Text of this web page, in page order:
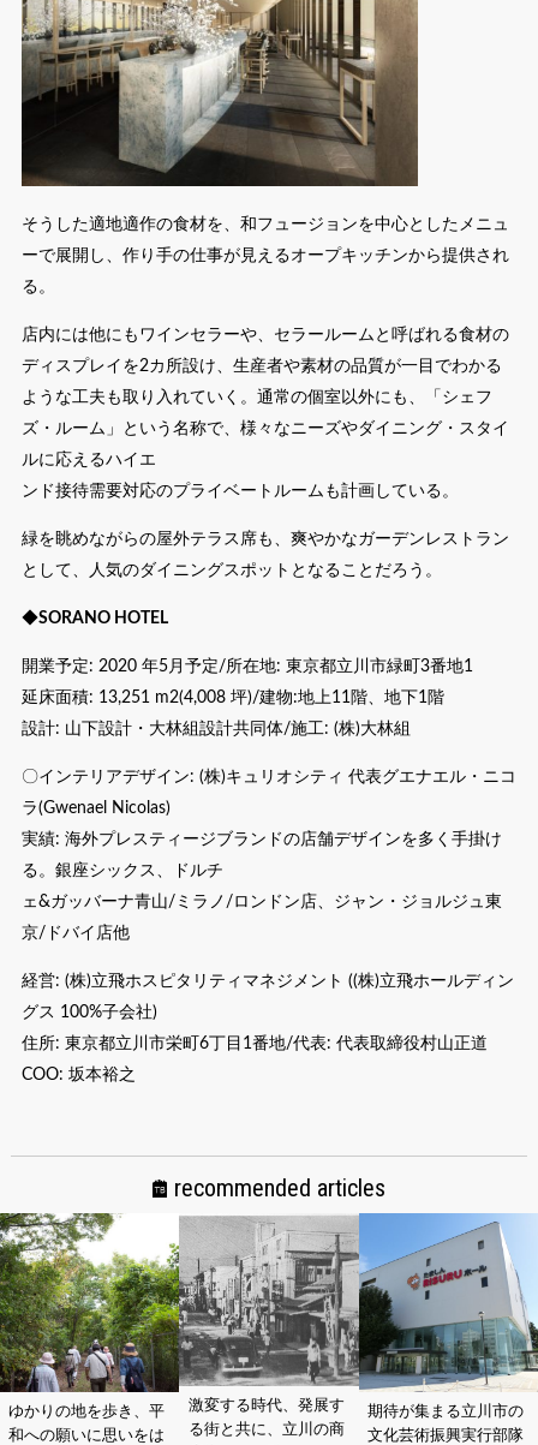
そうした適地適作の食材を、和フュージョンを中心としたメニュ
ーで展開し、作り手の仕事が見えるオープキッチンから提供され
る。
店内には他にもワインセラーや、セラールームと呼ばれる食材の
ディスプレイを2カ所設け、生産者や素材の品質が一目でわかる
ような工夫も取り入れていく。通常の個室以外にも、「シェフ
ズ・ルーム」という名称で、様々なニーズやダイニング・スタイ
ルに応えるハイエ
ンド接待需要対応のプライベートルームも計画している。
緑を眺めながらの屋外テラス席も、爽やかなガーデンレストラン
として、人気のダイニングスポットとなることだろう。
◆SORANO HOTEL
開業予定: 2020 年5月予定/所在地: 東京都立川市緑町3番地1
延床面積: 13,251 m2(4,008 坪)/建物:地上11階、地下1階
設計: 山下設計・大林組設計共同体/施工: (株)大林組
〇インテリアデザイン: (株)キュリオシティ 代表グエナエル・ニコ
ラ(Gwenael Nicolas)
実績: 海外プレスティージブランドの店舗デザインを多く手掛け
る。銀座シックス、ドルチ
ェ&ガッバーナ青山/ミラノ/ロンドン店、ジャン・ジョルジュ東
京/ドバイ店他
経営: (株)立飛ホスピタリティマネジメント ((株)立飛ホールディン
グス 100%子会社)
住所: 東京都立川市栄町6丁目1番地/代表: 代表取締役村山正道
COO: 坂本裕之
recommended articles
ゆかりの地を歩き、平
和への願いに思いをは
激変する時代、発展す
る街と共に、立川の商
期待が集まる立川市の
文化芸術振興実行部隊